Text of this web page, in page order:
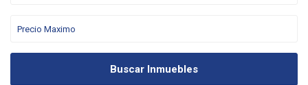
Buscar Inmuebles